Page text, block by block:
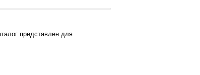
представлен для